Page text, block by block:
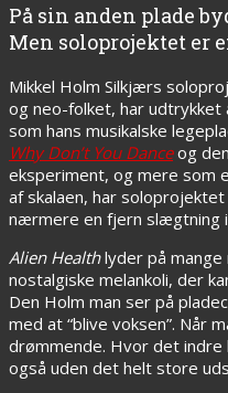
På sin anden plade
Men soloprojektet er
Mikkel Holm Silkjærs
og neo-folket, har udtrykket
som hans musikalske
Why Don’t You Danceog
eksperiment, og mere som
af skalaen, har
nærmere en fjern slægtning i
Alien Healthlyder på mange
nostalgiske melankoli, der
Den Holm man ser på
med at “blive voksen”. Når
drømmende. Hvor det
også uden det helt store